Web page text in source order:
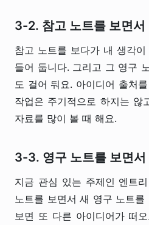
3-2. 참고 노트를 보면서
참고 노트를 보다가 내 생각
들어 둡니다. 그리고 그 영구
도 걸어 둬요. 아이디어 출처
작업은 주기적으로 하지는 않
자료를 많이 볼 때 해요.
3-3. 영구 노트를 보면서
지금 관심 있는 주제인 엔트
노트를 보면서 새 영구 노트
보면 또 다른 아이디어가 떠